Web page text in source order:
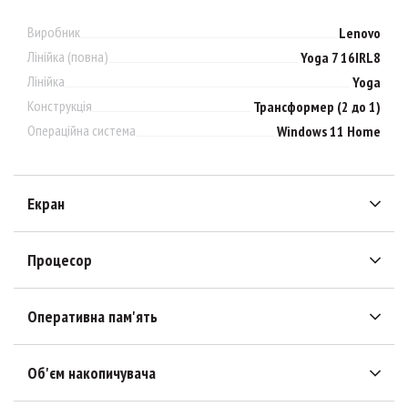
Виробник
Lenovo
Лінійка (повна)
Yoga 7 16IRL8
Лінійка
Yoga
Конструкція
Трансформер (2 до 1)
Операційна система
Windows 11 Home
Екран
Процесор
Оперативна пам'ять
Об'єм накопичувача